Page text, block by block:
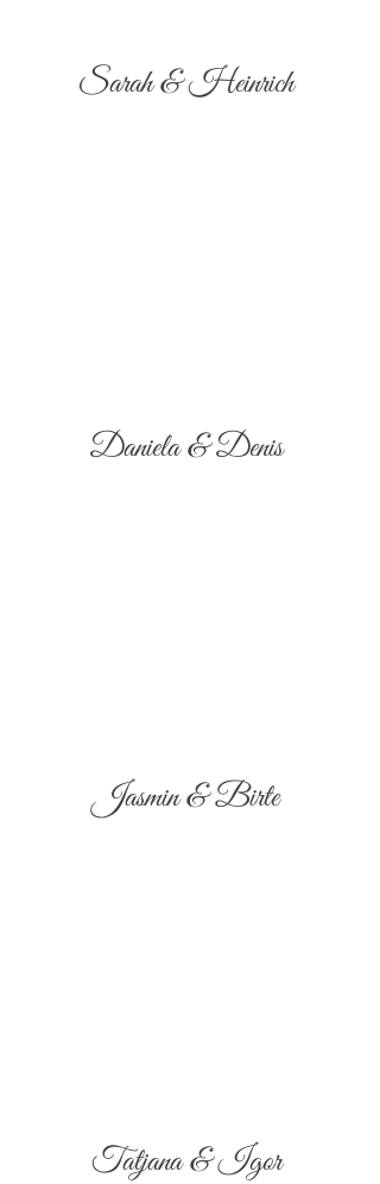
Sarah & Heinrich
Daniela & Denis
Jasmin & Birte
Tatjana & Igor